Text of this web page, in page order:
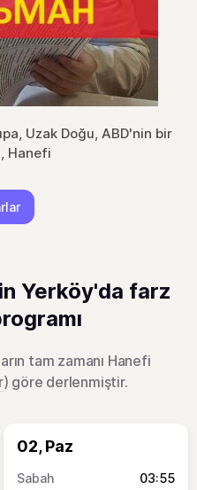
Uzak Doğu, ABD'nin bir
Hanefi
Yerköy'da farz
tam zamanı Hanefi
) göre derlenmiştir.
02, Paz
03:55